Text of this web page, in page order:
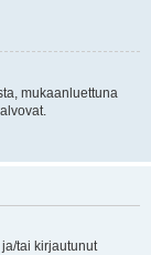
mukaanluettuna
tai kirjautunut